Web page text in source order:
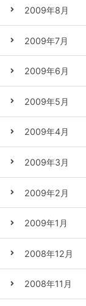
2009年8月
2009年7月
2009年6月
2009年5月
2009年4月
2009年3月
2009年2月
2009年1月
2008年12月
2008年11月